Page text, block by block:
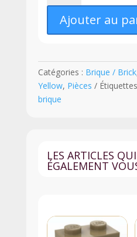
LEGO®
Brique
2
3
-
3002
-
Ajouter au
Catégories : Brique / Brick
Yellow, Pièces
brique
LES ARTICLES
ÉGALEMENT